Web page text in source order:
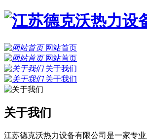
网站首页
网站首页
关于我们
关于我们
关于我们
江苏德克沃热力设备有限公司是一家专